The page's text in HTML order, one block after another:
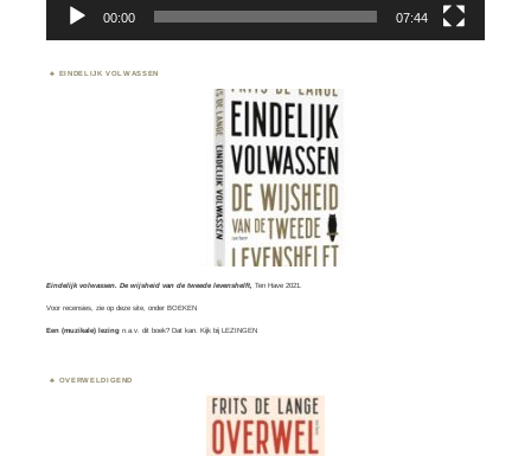
00:00 07:44
EINDELIJK VOLWASSEN
Eindelijk volwassen. De wijsheid van de tweede levenshelft, Ten Have 2021.
Voor recensies, zie op deze site, onderBOEKEN
Een (muzikale) lezing n.a.v. dit boek? Dat kan. Kijk bijLEZINGEN
OVERWELDIGEND